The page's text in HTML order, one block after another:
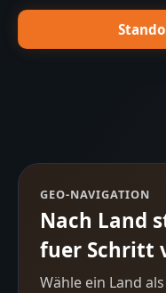
GEO-NAVIGATION
Nach Land
fuer Schritt
Wähle ein Land